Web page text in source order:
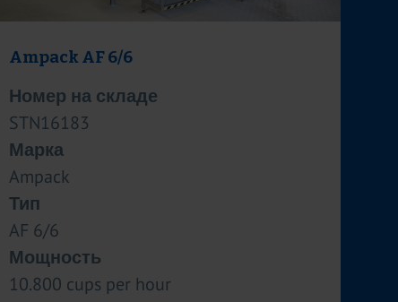
Ampack AF 6/6
Номер на складе
STN16183
Марка
Ampack
Тип
AF 6/6
Мощность
10.800 cups per hour